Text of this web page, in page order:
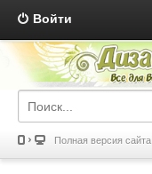
Войти
Полная версия сайта